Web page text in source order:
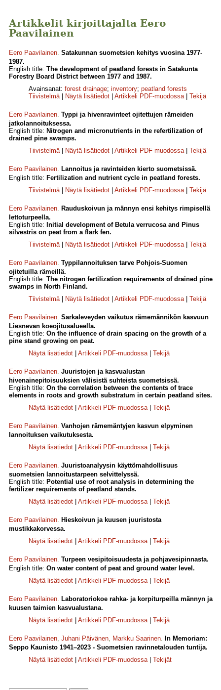
Artikkelit kirjoittajalta Eero
Paavilainen
Eero Paavilainen. Satakunnan suometsien kehitys vuosina 1977-
1987.
English title: The development of peatland forests in Satakunta
Forestry Board District between 1977 and 1987.
Avainsanat: forest drainage; inventory; peatland forests
Tiivistelmä| Näytä lisätiedot Artikkeli PDF-muodossa| Tekijä
Eero Paavilainen. Typpi ja hivenravinteet ojitettujen rämeiden
jatkolannoituksessa.
English title: Nitrogen and micronutrients in the refertilization of
drained pine swamps.
Tiivistelmä| Näytä lisätiedot Artikkeli PDF-muodossa| Tekijä
Eero Paavilainen. Lannoitus ja ravinteiden kierto suometsissä.
English title: Fertilization and nutrient cycle in peatland forests.
Tiivistelmä| Näytä lisätiedot Artikkeli PDF-muodossa| Tekijä
Eero Paavilainen. Rauduskoivun ja männyn ensi kehitys rimpisellä
lettoturpeella.
English title: Initial development of Betula verrucosa and Pinus
silvestris on peat from a flark fen.
Tiivistelmä| Näytä lisätiedot Artikkeli PDF-muodossa| Tekijä
Eero Paavilainen. Typpilannoituksen tarve Pohjois-Suomen
ojitetuilla rämeillä.
English title: The nitrogen fertilization requirements of drained pine
swamps in North Finland.
Tiivistelmä| Näytä lisätiedot Artikkeli PDF-muodossa| Tekijä
Eero Paavilainen. Sarkaleveyden vaikutus rämemännikön kasvuun
Liesnevan koeojitusalueella.
English title: On the influence of drain spacing on the growth of a
pine stand growing on peat.
Näytä lisätiedot
Artikkeli PDF-muodossa| Tekijä
Eero Paavilainen. Juuristojen ja kasvualustan
hivenainepitoisuuksien välisistä suhteista suometsissä.
English title: On the correlation between the contents of trace
elements in roots and growth substratum in certain peatland sites.
Näytä lisätiedot
Artikkeli PDF-muodossa| Tekijä
Eero Paavilainen. Vanhojen rämemäntyjen kasvun elpyminen
lannoituksen vaikutuksesta.
Näytä lisätiedot
Artikkeli PDF-muodossa| Tekijä
Eero Paavilainen. Juuristoanalyysin käyttömahdollisuus
suometsien lannoitustarpeen selvittelyssä.
English title: Potential use of root analysis in determining the
fertilizer requirements of peatland stands.
Näytä lisätiedot
Artikkeli PDF-muodossa| Tekijä
Eero Paavilainen. Hieskoivun ja kuusen juuristosta
mustikkakorvessa.
Näytä lisätiedot
Artikkeli PDF-muodossa| Tekijä
Eero Paavilainen. Turpeen vesipitoisuudesta ja pohjavesipinnasta.
English title: On water content of peat and ground water level.
Näytä lisätiedot
Artikkeli PDF-muodossa| Tekijä
Eero Paavilainen. Laboratoriokoe rahka- ja korpiturpeilla männyn ja
kuusen taimien kasvualustana.
Näytä lisätiedot
Artikkeli PDF-muodossa| Tekijä
Eero Paavilainen, Juhani Päivänen, Markku Saarinen. In Memoriam:
Seppo Kaunisto 1941–2023 - Suometsien ravinnetalouden tuntija.
Näytä lisätiedot
Artikkeli PDF-muodossa| Tekijät